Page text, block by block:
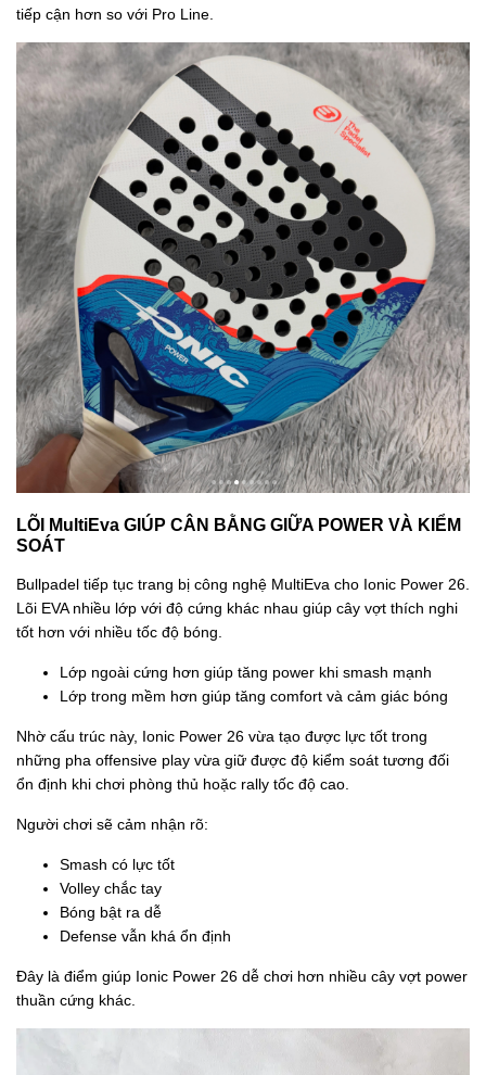
tiếp cận hơn so với Pro Line.
LÕI MultiEva GIÚP CÂN BẰNG GIỮA POWER VÀ KIỂM
SOÁT
Bullpadel tiếp tục trang bị công nghệ MultiEva cho Ionic Power 26.
Lõi EVA nhiều lớp với độ cứng khác nhau giúp cây vợt thích nghi
tốt hơn với nhiều tốc độ bóng.
Lớp ngoài cứng hơn giúp tăng power khi smash mạnh
Lớp trong mềm hơn giúp tăng comfort và cảm giác bóng
Nhờ cấu trúc này, Ionic Power 26 vừa tạo được lực tốt trong
những pha offensive play vừa giữ được độ kiểm soát tương đối
ổn định khi chơi phòng thủ hoặc rally tốc độ cao.
Người chơi sẽ cảm nhận rõ:
Smash có lực tốt
Volley chắc tay
Bóng bật ra dễ
Defense vẫn khá ổn định
Đây là điểm giúp Ionic Power 26 dễ chơi hơn nhiều cây vợt power
thuần cứng khác.